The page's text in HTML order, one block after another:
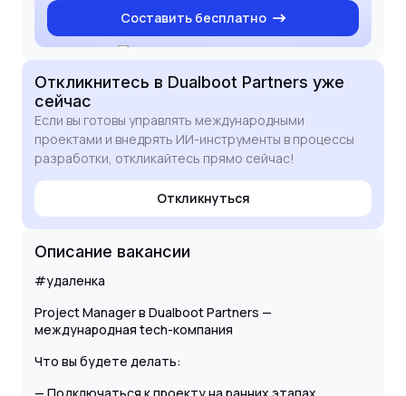
Составить бесплатно
Откликнитесь в Dualboot Partners уже
сейчас
Если вы готовы управлять международными
проектами и внедрять ИИ-инструменты в процессы
разработки, откликайтесь прямо сейчас!
Откликнуться
Описание вакансии
#удаленка
Project Manager в Dualboot Partners —
международная tech-компания
Что вы будете делать: